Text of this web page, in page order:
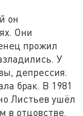
он
Они
прожил
У
депрессия.
брак. В 1981
Листьев ушёл
в отцовстве.